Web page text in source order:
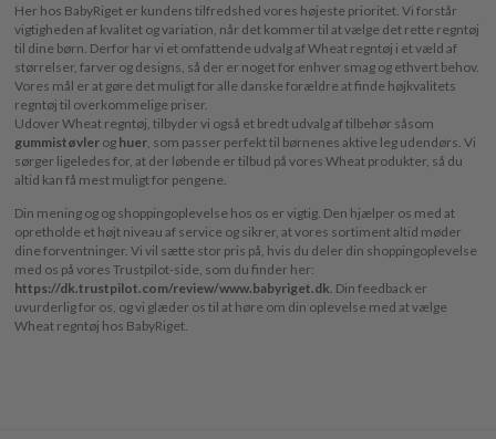
Her hos BabyRiget er kundens tilfredshed vores højeste prioritet. Vi forstår
vigtigheden af kvalitet og variation, når det kommer til at vælge det rette regntøj
til dine børn. Derfor har vi et omfattende udvalg af Wheat regntøj i et væld af
størrelser, farver og designs, så der er noget for enhver smag og ethvert behov.
Vores mål er at gøre det muligt for alle danske forældre at finde højkvalitets
regntøj til overkommelige priser.
Udover Wheat regntøj, tilbyder vi også et bredt udvalg af tilbehør såsom
gummistøvlerog huer, som passer perfekt til børnenes aktive leg udendørs. Vi
sørger ligeledes for, at der løbende er tilbud på vores Wheat produkter, så du
altid kan få mest muligt for pengene.
Din mening og og shoppingoplevelse hos os er vigtig. Den hjælper os med at
opretholde et højt niveau af service og sikrer, at vores sortiment altid møder
dine forventninger. Vi vil sætte stor pris på, hvis du deler din shoppingoplevelse
med os på vores Trustpilot-side, som du finder her:
https://dk.trustpilot.com/review/www.babyriget.dk. Din feedback er
uvurderlig for os, og vi glæder os til at høre om din oplevelse med at vælge
Wheat regntøj hos BabyRiget.